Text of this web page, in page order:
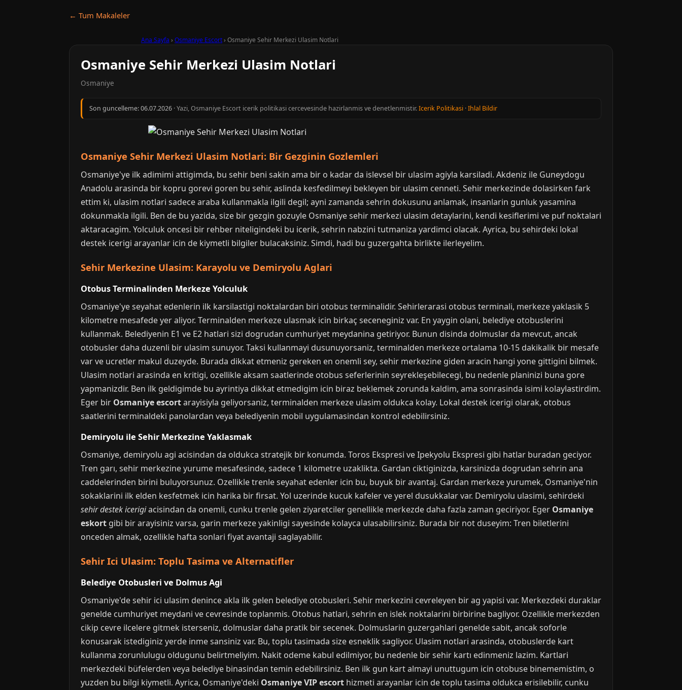
← Tum Makaleler
Ana Sayfa › Osmaniye Escort› Osmaniye Sehir Merkezi Ulasim Notlari
Osmaniye Sehir Merkezi Ulasim Notlari
Osmaniye
Son guncelleme:06.07.2026 · Yazi, Osmaniye Escort icerik politikasi cercevesinde hazirlanmis ve denetlenmistir.Icerik Politikasi ·Ihlal Bildir
Osmaniye Sehir Merkezi Ulasim Notlari: Bir Gezginin Gozlemleri
Osmaniye'ye ilk adimimi attigimda, bu sehir beni sakin ama bir o kadar da islevsel bir ulasim agiyla karsiladi. Akdeniz ile Guneydogu
Anadolu arasinda bir kopru gorevi goren bu sehir, aslinda kesfedilmeyi bekleyen bir ulasim cenneti. Sehir merkezinde dolasirken fark
ettim ki, ulasim notlari sadece araba kullanmakla ilgili degil; ayni zamanda sehrin dokusunu anlamak, insanlarin gunluk yasamina
dokunmakla ilgili. Ben de bu yazida, size bir gezgin gozuyle Osmaniye sehir merkezi ulasim detaylarini, kendi kesiflerimi ve puf noktalari
aktaracagim. Yolculuk oncesi bir rehber niteligindeki bu icerik, sehrin nabzini tutmaniza yardimci olacak. Ayrica, bu sehirdeki lokal
destek icerigi arayanlar icin de kiymetli bilgiler bulacaksiniz. Simdi, hadi bu guzergahta birlikte ilerleyelim.
Sehir Merkezine Ulasim: Karayolu ve Demiryolu Aglari
Otobus Terminalinden Merkeze Yolculuk
Osmaniye'ye seyahat edenlerin ilk karsilastigi noktalardan biri otobus terminalidir. Sehirlerarasi otobus terminali, merkeze yaklasik 5
kilometre mesafede yer aliyor. Terminalden merkeze ulasmak icin birkaç seceneginiz var. En yaygin olani, belediye otobuslerini
kullanmak. Belediyenin E1 ve E2 hatlari sizi dogrudan cumhuriyet meydanina getiriyor. Bunun disinda dolmuslar da mevcut, ancak
otobusler daha duzenli bir ulasim sunuyor. Taksi kullanmayi dusunuyorsaniz, terminalden merkeze ortalama 10-15 dakikalik bir mesafe
var ve ucretler makul duzeyde. Burada dikkat etmeniz gereken en onemli sey, sehir merkezine giden aracin hangi yone gittigini bilmek.
Ulasim notlari arasinda en kritigi, ozellikle aksam saatlerinde otobus seferlerinin seyrekleşebilecegi, bu nedenle planinizi buna gore
yapmanizdir. Ben ilk geldigimde bu ayrintiya dikkat etmedigim icin biraz beklemek zorunda kaldim, ama sonrasinda isimi kolaylastirdim.
Eger bir Osmaniye escortarayisiyla geliyorsaniz, terminalden merkeze ulasim oldukca kolay. Lokal destek icerigi olarak, otobus
saatlerini terminaldeki panolardan veya belediyenin mobil uygulamasindan kontrol edebilirsiniz.
Demiryolu ile Sehir Merkezine Yaklasmak
Osmaniye, demiryolu agi acisindan da oldukca stratejik bir konumda. Toros Ekspresi ve Ipekyolu Ekspresi gibi hatlar buradan geciyor.
Tren garı, sehir merkezine yurume mesafesinde, sadece 1 kilometre uzaklikta. Gardan ciktiginizda, karsinizda dogrudan sehrin ana
caddelerinden birini buluyorsunuz. Ozellikle trenle seyahat edenler icin bu, buyuk bir avantaj. Gardan merkeze yurumek, Osmaniye'nin
sokaklarini ilk elden kesfetmek icin harika bir firsat. Yol uzerinde kucuk kafeler ve yerel dusukkalar var. Demiryolu ulasimi, sehirdeki
sehir destek icerigiacisindan da onemli, cunku trenle gelen ziyaretciler genellikle merkezde daha fazla zaman geciriyor. Eger Osmaniye
eskort gibi bir arayisiniz varsa, garin merkeze yakinligi sayesinde kolayca ulasabilirsiniz. Burada bir not duseyim: Tren biletlerini
onceden almak, ozellikle hafta sonlari fiyat avantaji saglayabilir.
Sehir Ici Ulasim: Toplu Tasima ve Alternatifler
Belediye Otobusleri ve Dolmus Agi
Osmaniye'de sehir ici ulasim denince akla ilk gelen belediye otobusleri. Sehir merkezini cevreleyen bir ag yapisi var. Merkezdeki duraklar
genelde cumhuriyet meydani ve cevresinde toplanmis. Otobus hatlari, sehrin en islek noktalarini birbirine bagliyor. Ozellikle merkezden
cikip cevre ilcelere gitmek isterseniz, dolmuslar daha pratik bir secenek. Dolmuslarin guzergahlari genelde sabit, ancak soforle
konusarak istediginiz yerde inme sansiniz var. Bu, toplu tasimada size esneklik sagliyor. Ulasim notlari arasinda, otobuslerde kart
kullanma zorunlulugu oldugunu belirtmeliyim. Nakit odeme kabul edilmiyor, bu nedenle bir sehir kartı edinmeniz lazim. Kartlari
merkezdeki büfelerden veya belediye binasindan temin edebilirsiniz. Ben ilk gun kart almayi unuttugum icin otobuse binememistim, o
yuzden bu bilgi kiymetli. Ayrica, Osmaniye'deki Osmaniye VIP escort hizmeti arayanlar icin de toplu tasima oldukca erisilebilir, cunku